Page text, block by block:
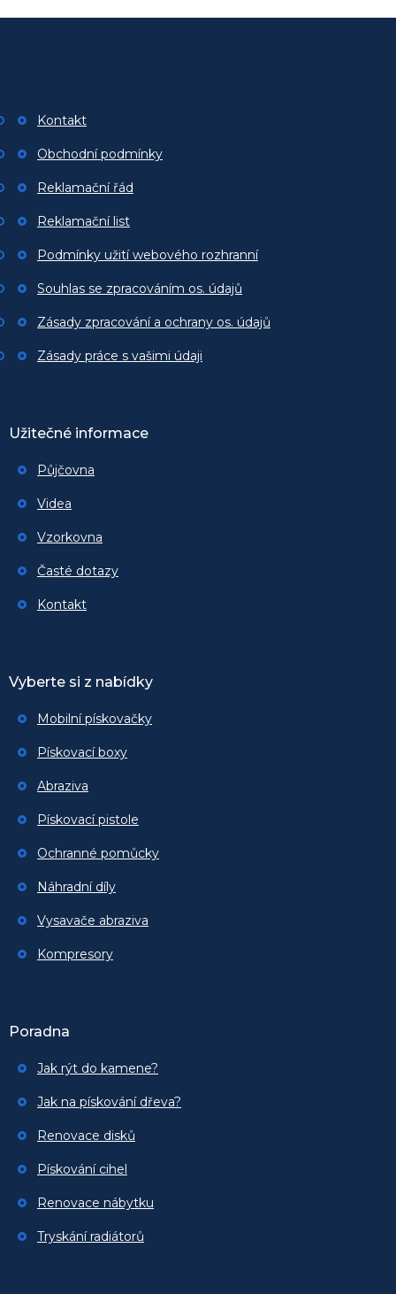
í
Kontakt
Obchodní podmínky
Reklamační řád
Reklamační list
Podmínky užití webového rozhranní
Souhlas se zpracováním os. údajů
Zásady zpracování a ochrany os. údajů
Zásady práce s vašimi údaji
Užitečné informace
Půjčovna
Videa
Vzorkovna
Časté dotazy
Kontakt
Vyberte si z nabídky
Mobilní pískovačky
Pískovací boxy
Abraziva
Pískovací pistole
Ochranné pomůcky
Náhradní díly
Vysavače abraziva
Kompresory
Poradna
Jak rýt do kamene?
Jak na pískování dřeva?
Renovace disků
Pískování cihel
Renovace nábytku
Tryskání radiátorů